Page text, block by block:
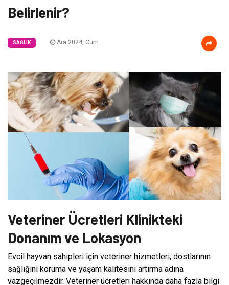
Belirlenir?
SAĞLIK Ara 2024, Cum
Veteriner Ücretleri Klinikteki
Donanım ve Lokasyon
Evcil hayvan sahipleri için veteriner hizmetleri, dostlarının
sağlığını koruma ve yaşam kalitesini artırma adına
vazgeçilmezdir. Veteriner ücretleri hakkında daha fazla bilgi